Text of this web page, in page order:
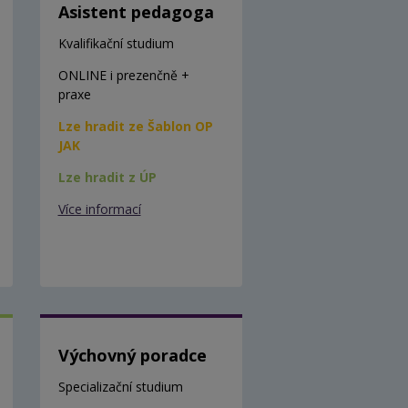
Asistent pedagoga
Kvalifikační studium
ONLINE i prezenčně +
praxe
Lze hradit ze Šablon OP
JAK
Lze hradit z ÚP
Více informací
Výchovný poradce
Specializační studium